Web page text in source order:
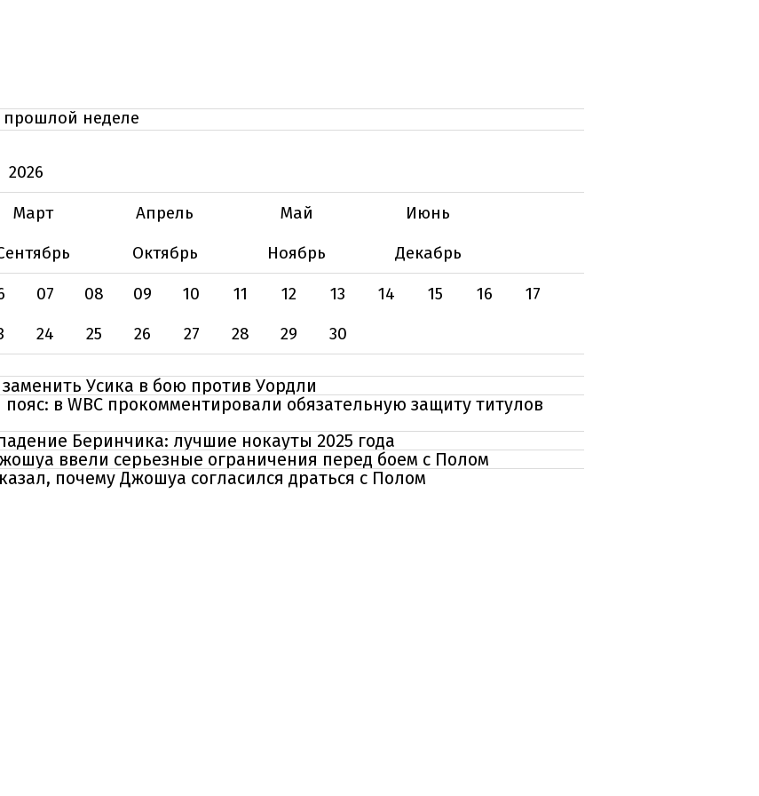
прошлой неделе
2026
Март Апрель Май
Июнь
Октябрь Ноябрь
Декабрь
07 08 09 10 11 12 13 14 15 16
17
24 25 26 27 28 29 30
Усика в бою против Уордли
в WBC прокомментировали обязательную защиту титулов
Беринчика: лучшие нокауты 2025 года
ввели серьезные ограничения перед боем с Полом
почему Джошуа согласился драться с Полом